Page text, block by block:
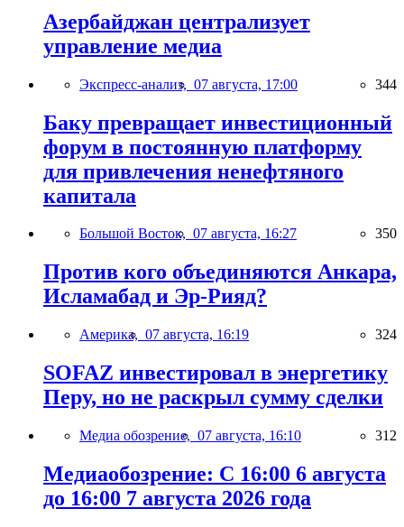
Азербайджан централизует
управление медиа
Экспресс-анализ, 07 августа, 17:00 344
Баку превращает инвестиционный
форум в постоянную платформу
для привлечения ненефтяного
капитала
Большой Восток, 07 августа, 16:27 350
Против кого объединяются Анкара,
Исламабад и Эр-Рияд?
Америка, 07 августа, 16:19 324
SOFAZ инвестировал в энергетику
Перу, но не раскрыл сумму сделки
Медиа обозрение, 07 августа, 16:10 312
Медиаобозрение: С 16:00 6 августа
до 16:00 7 августа 2026 года